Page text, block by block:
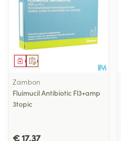
Op voorschrift
Geneesmiddel
Zambon
Fluimucil Antibiotic Fl3+amp
3topic
€ 17,37